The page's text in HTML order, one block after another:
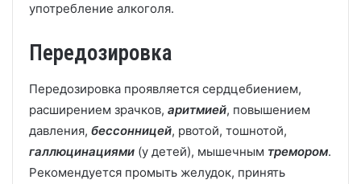
употребление алкоголя.
Передозировка
Передозировка проявляется сердцебиением,
расширением зрачков, аритмией, повышением
давления, бессонницей, рвотой, тошнотой,
галлюцинациями (у детей), мышечным тремором.
Рекомендуется промыть желудок, принять